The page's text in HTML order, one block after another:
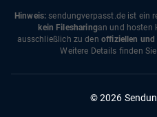
Hinweis: sendungverpasst.de ist ein
kein Filesharingan und hosten
ausschließlich zu den offiziellen und
Weitere Details finden
© 2026